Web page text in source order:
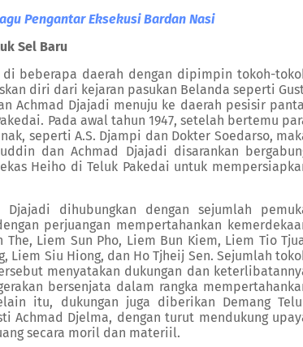
Pengantar Eksekusi Bardan Nasi
Sel Baru
beberapa daerah dengan dipimpin tokoh-
diri dari kejaran pasukan Belanda seperti
Achmad Djajadi menuju ke daerah pesisir
Pada awal tahun 1947, setelah bertemu
seperti A.S. Djampi dan Dokter Soedarso,
dan Achmad Djajadi disarankan
Heiho di Teluk Pakedai untuk
dihubungkan dengan sejumlah
perjuangan mempertahankan
Liem Sun Pho, Liem Bun Kiem, Liem Tio
Liem Siu Hiong, dan Ho Tjheij Sen. Sejumlah
menyatakan dukungan dan
bersenjata dalam rangka
itu, dukungan juga diberikan Demang
Achmad Djelma, dengan turut mendukung
secara moril dan materiil.